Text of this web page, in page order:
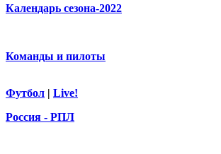
Календарь сезона-2022
Команды и пилоты
Футбол | Live!
Россия - РПЛ